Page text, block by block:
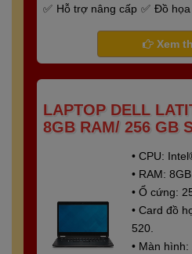
Hỗ trợ nâng cấp
Đồ họa
Bảo hành 6
Xem
LAPTOP DELL
8GB RAM/ 256 GB
• CPU:
• RAM:
• Ổ cứng:
• Card đồ
520.
• Màn hình: